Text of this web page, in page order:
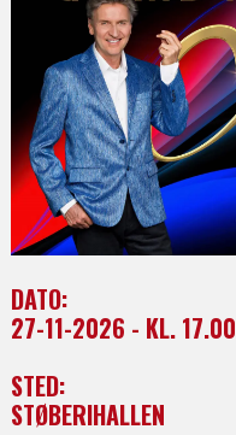
DATO:
27-11-2026 - KL. 17.00
STED:
STØBERIHALLEN